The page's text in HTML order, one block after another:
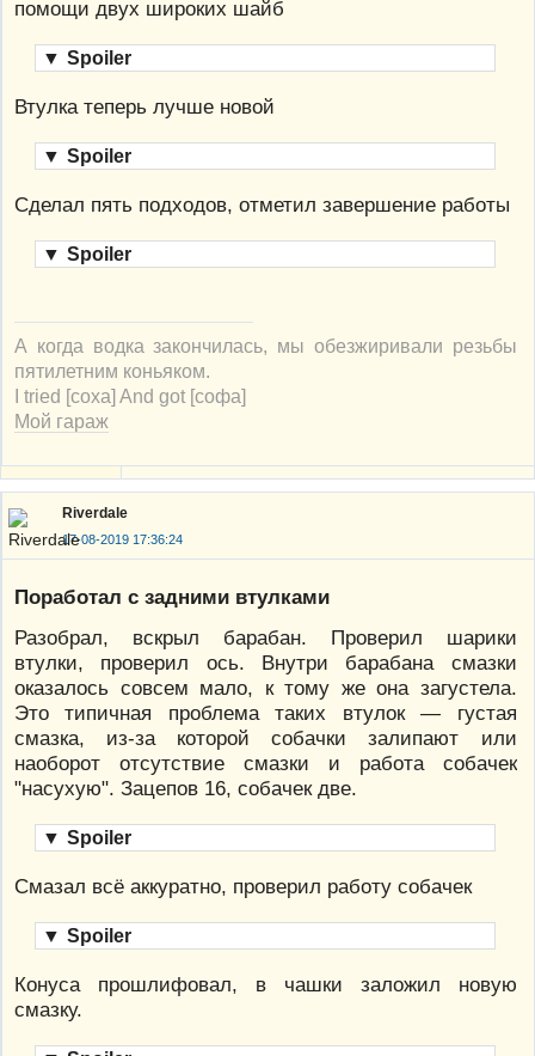
помощи двух широких шайб
▼ Spoiler
Втулка теперь лучше новой
▼ Spoiler
Сделал пять подходов, отметил завершение работы
▼ Spoiler
А когда водка закончилась, мы обезжиривали резьбы
пятилетним коньяком.
I tried [соха] And got [софа]
Мой гараж
Riverdale
17-08-2019 17:36:24
Поработал с задними втулками
Разобрал, вскрыл барабан. Проверил шарики
втулки, проверил ось. Внутри барабана смазки
оказалось совсем мало, к тому же она загустела.
Это типичная проблема таких втулок — густая
смазка, из-за которой собачки залипают или
наоборот отсутствие смазки и работа собачек
"насухую". Зацепов 16, собачек две.
▼ Spoiler
Смазал всё аккуратно, проверил работу собачек
▼ Spoiler
Конуса прошлифовал, в чашки заложил новую
смазку.